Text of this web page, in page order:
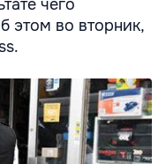
чего
этом во вторник,